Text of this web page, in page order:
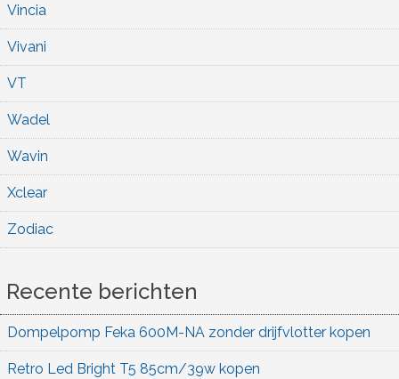
Vincia
Vivani
VT
Wadel
Wavin
Xclear
Zodiac
Recente berichten
Dompelpomp Feka 600M-NA zonder drijfvlotter kopen
Retro Led Bright T5 85cm/39w kopen